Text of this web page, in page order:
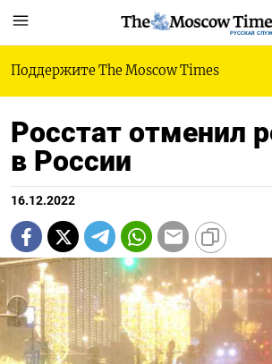
РУССКАЯ
Поддержите The Moscow Times
Росстат отменил
в России
16.12.2022